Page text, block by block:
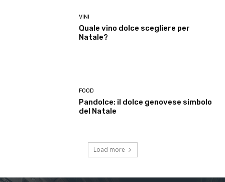
VINI
Quale vino dolce scegliere per
Natale?
FOOD
Pandolce: il dolce genovese simbolo
del Natale
Load more